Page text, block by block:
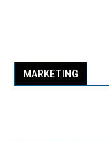
MARKETING